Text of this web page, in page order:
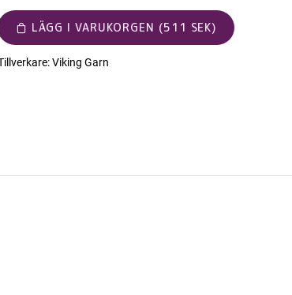
LÄGG I VARUKORGEN (511 SEK)
Viking Garn